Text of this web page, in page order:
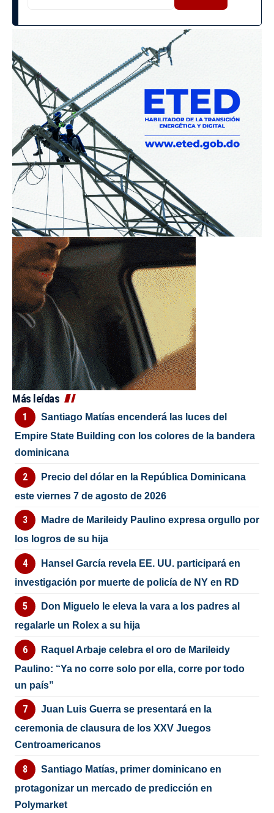
Más leídas
Santiago Matías encenderá las luces del
Empire State Building con los colores de la bandera
dominicana
Precio del dólar en la República Dominicana
este viernes 7 de agosto de 2026
Madre de Marileidy Paulino expresa orgullo por
los logros de su hija
Hansel García revela EE. UU. participará en
investigación por muerte de policía de NY en RD
Don Miguelo le eleva la vara a los padres al
regalarle un Rolex a su hija
Raquel Arbaje celebra el oro de Marileidy
Paulino: “Ya no corre solo por ella, corre por todo
un país”
Juan Luis Guerra se presentará en la
ceremonia de clausura de los XXV Juegos
Centroamericanos
Santiago Matías, primer dominicano en
protagonizar un mercado de predicción en
Polymarket